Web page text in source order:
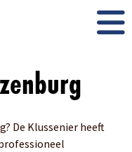
De Klussenier heeft